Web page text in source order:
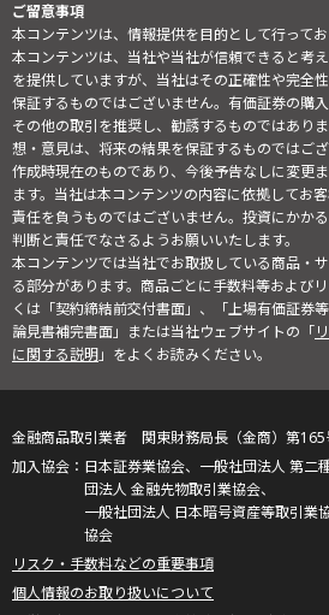
ご留意事項
本コンテンツは、情報提供を目的として行ってお
本コンテンツは、当社や当社が信頼できると考
を提供していますが、当社はその正確性や完全
保証するものではございません。有価証券の購
その他の取引を推奨し、勧誘するものではあり
想・意見は、将来の結果を保証するものではご
作成時現在のものであり、今後予告なしに変更
ます。当社は本コンテンツの内容に依拠してお
責任を負うものではございません。投資にかか
判断と責任でなさるようお願いいたします。
本コンテンツでは当社でお取扱している商品・
る部分があります。商品ごとに手数料等および
くは「契約締結前交付書面」、「上場有価証券
論見書補完書面」または当社ウェブサイトの「
に関する説明」をよくお読みください。
金融商品取引業者 関東財務局長（金商）第165
日本証券業協会、一般社団法人 第二
団法人 金融先物取引業協会、
一般社団法人 日本暗号資産等取引業
協会
リスク・手数料などの重要事項
個人情報のお取り扱いについて